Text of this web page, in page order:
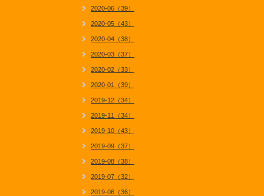
2020-06（39）
2020-05（43）
2020-04（38）
2020-03（37）
2020-02（33）
2020-01（39）
2019-12（34）
2019-11（34）
2019-10（43）
2019-09（37）
2019-08（38）
2019-07（32）
2019-06（36）